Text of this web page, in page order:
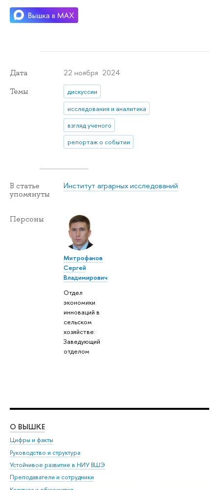
Дата 22 ноября 2024
Темы
дискуссии
исследования и аналитика
взгляд ученого
репортаж о событии
В статье
упомянуты
Институт аграрных исследований
Персоны
Митрофанов
Сергей
Владимирович
Отдел
экономики
инноваций в
сельском
хозяйстве:
Заведующий
отделом
О ВЫШКЕ
Цифры и факты
Руководство и структура
Устойчивое развитие в НИУ ВШЭ
Преподаватели и сотрудники